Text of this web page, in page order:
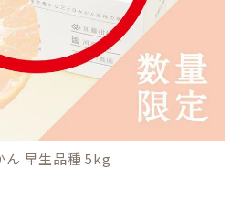
ん 早生品種 5kg